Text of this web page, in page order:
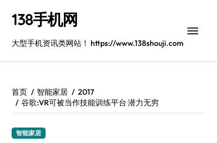
138手机网
大型手机资讯类网站！ https://www.138shouji.com
首页 智能家居
2017
谷歌:VR可被当作技能训练平台 潜力无穷
智能家居